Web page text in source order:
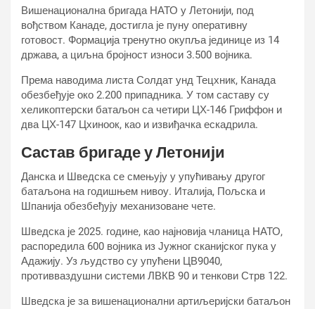
Вишенационална бригада НАТО у Летонији, под
вођством Канаде, достигла је пуну оперативну
готовост. Формација тренутно окупља јединице из 14
држава, а циљна бројност износи 3.500 војника.
Према наводима листа Солдат унд Тецхник, Канада
обезбеђује око 2.200 припадника. У том саставу су
хеликоптерски батаљон са четири ЦХ-146 Гриффон и
два ЦХ-147 Цхиноок, као и извиђачка ескадрила.
Састав бригаде у Летонији
Данска и Шведска се смењују у упућивању другог
батаљона на годишњем нивоу. Италија, Пољска и
Шпанија обезбеђују механизоване чете.
Шведска је 2025. године, као најновија чланица НАТО,
распоредила 600 војника из Јужног сканијског пука у
Адажију. Уз људство су упућени ЦВ9040,
противваздушни системи ЛВКВ 90 и тенкови Стрв 122.
Шведска је за вишенационални артиљеријски батаљон